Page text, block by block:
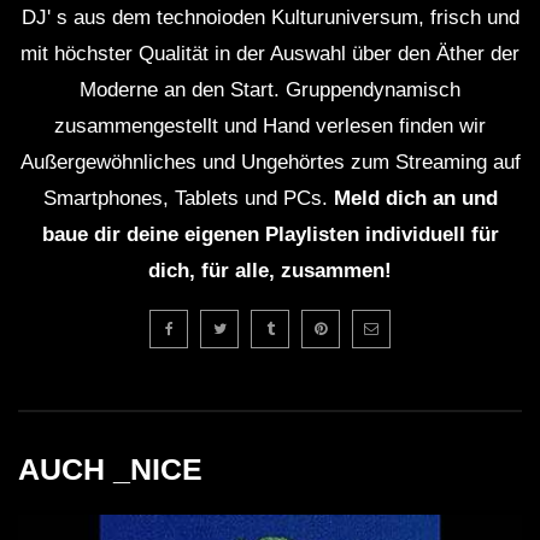
meldeten, dass die Menge manchmal overwhelming war
und sie Schwierigkeiten hatten, den DJ-Set zu
genießen. Eine größere Bereitstellung von Getränken
und Essen wäre wünschenswert gewesen, um das
Gesamterlebnis zu verbessern. Zudem wurde die
Sicherheit während des Events in Frage gestellt, da die
große Menschenmenge eine Herausforderung
darstellte. Solche Punkte sind nicht unüblich bei großen
auf, die in der Zukunft verbessert werden sollten.
Fragen & Antworten zum DJ Set
Wer ist Miss Djax?
DJ' s aus dem technoioden Kulturuniversum, frisch und
mit höchster Qualität in der Auswahl über den Äther der
Moderne an den Start. Gruppendynamisch
zusammengestellt und Hand verlesen finden wir
Außergewöhnliches und Ungehörtes zum Streaming auf
Smartphones, Tablets und PCs. Meld dich an und
baue dir deine eigenen Playlisten individuell für
dich, für alle, zusammen!
AUCH _NICE